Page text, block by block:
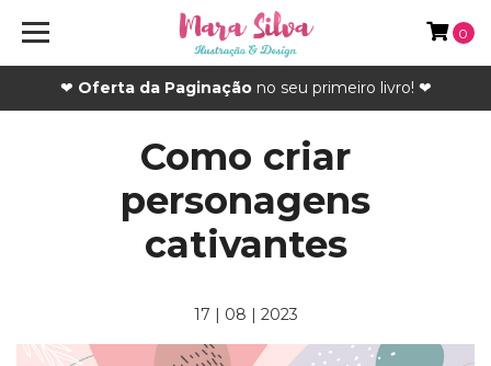
❤ Oferta da Paginaçãono seu primeiro livro! ❤
0
Como criar
personagens
cativantes
17 | 08 | 2023